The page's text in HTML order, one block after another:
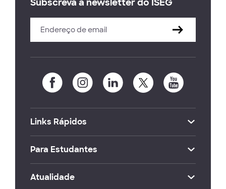
Subscreva a newsletter do ISEG
Links Rápidos
Para Estudantes
Atualidade